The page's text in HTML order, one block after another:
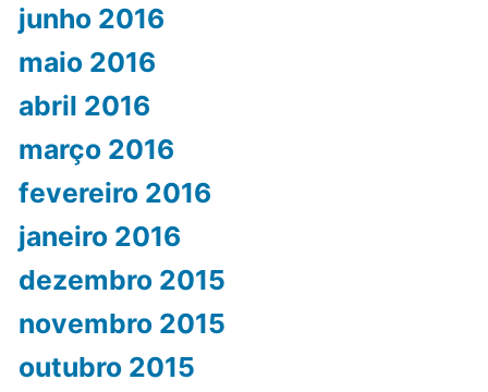
junho 2016
maio 2016
abril 2016
março 2016
fevereiro 2016
janeiro 2016
dezembro 2015
novembro 2015
outubro 2015